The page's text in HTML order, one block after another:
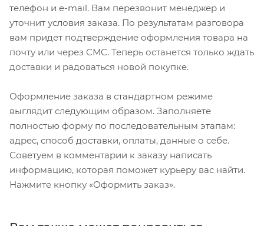
телефон и e-mail. Вам перезвонит менеджер и
уточнит условия заказа. По результатам разговора
вам придет подтверждение оформления товара на
почту или через СМС. Теперь останется только ждать
доставки и радоваться новой покупке.
Оформление заказа в стандартном режиме
выглядит следующим образом. Заполняете
полностью форму по последовательным этапам:
адрес, способ доставки, оплаты, данные о себе.
Советуем в комментарии к заказу написать
информацию, которая поможет курьеру вас найти.
Нажмите кнопку «Оформить заказ».